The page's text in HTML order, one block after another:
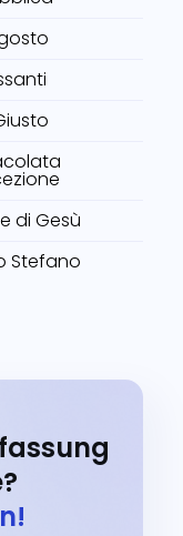
di Gesù
Stefano